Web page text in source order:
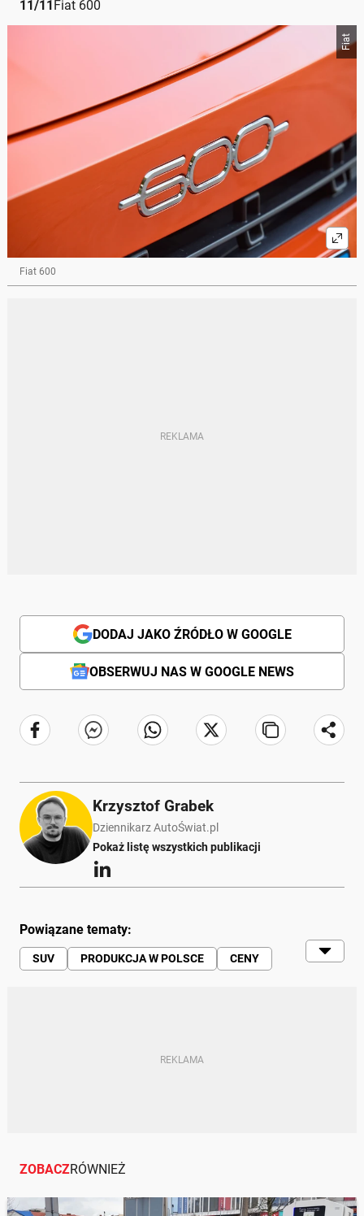
11/11Fiat 600
Fiat
Fiat 600
DODAJ JAKO ŹRÓDŁO W GOOGLE
OBSERWUJ NAS W GOOGLE NEWS
Krzysztof Grabek
Dziennikarz AutoŚwiat.pl
Pokaż listę wszystkich publikacji
Powiązane tematy:
SUV PRODUKCJA W POLSCE
CENY
ZOBACZRÓWNIEŻ